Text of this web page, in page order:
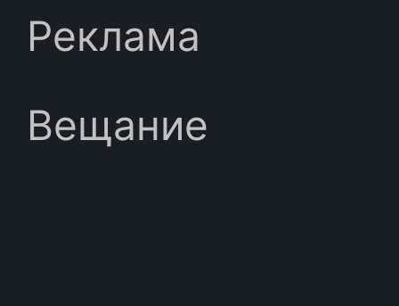
Реклама
Вещание